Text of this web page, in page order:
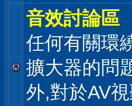
音效討論區
任何有關環
擴大器的問
外,對於AV